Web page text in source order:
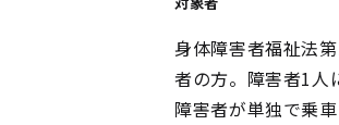
身体障害者福祉法
者の方。障害者1人
障害者が単独で乗